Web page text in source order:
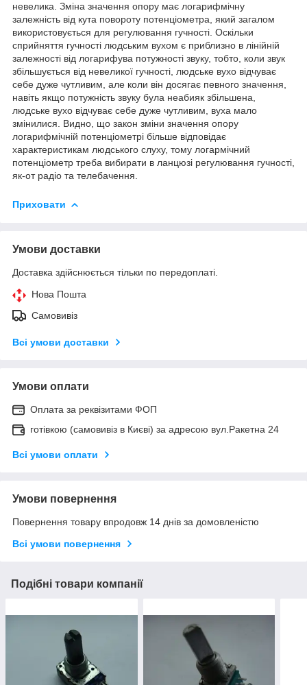
невелика. Зміна значення опору має логарифмічну
залежність від кута повороту потенціометра, який загалом
використовується для регулювання гучності. Оскільки
сприйняття гучності людським вухом є приблизно в лінійній
залежності від логарифува потужності звуку, тобто, коли звук
збільшується від невеликої гучності, людське вухо відчуває
себе дуже чутливим, але коли він досягає певного значення,
навіть якщо потужність звуку була неабияк збільшена,
людське вухо відчуває себе дуже чутливим, вуха мало
змінилися. Видно, що закон зміни значення опору
логарифмічній потенціометрі більше відповідає
характеристикам людського слуху, тому логармічний
потенціометр треба вибирати в ланцюзі регулювання гучності,
як-от радіо та телебачення.
Приховати
Умови доставки
Доставка здійснюється тільки по передоплаті.
Нова Пошта
Самовивіз
Всі умови доставки
Умови оплати
Оплата за реквізитами ФОП
готівкою (самовивіз в Києві) за адресою вул.Ракетна 24
Всі умови оплати
Умови повернення
Повернення товару впродовж 14 днів за домовленістю
Всі умови повернення
Подібні товари компанії